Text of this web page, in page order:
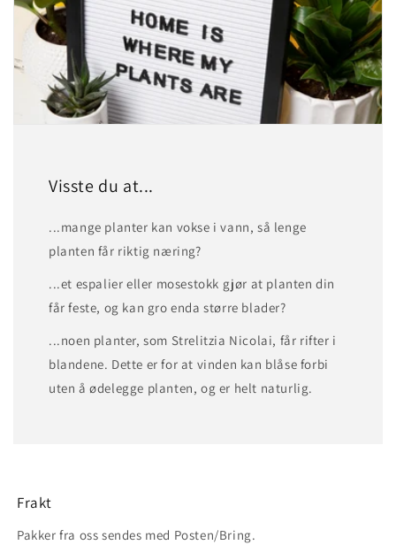
Visste du at...
...mange planter kan vokse i vann, så lenge
planten får riktig næring?
...et espalier eller mosestokk gjør at planten din
får feste, og kan gro enda større blader?
...noen planter, som Strelitzia Nicolai, får rifter i
blandene. Dette er for at vinden kan blåse forbi
uten å ødelegge planten, og er helt naturlig.
Frakt
Pakker fra oss sendes med Posten/Bring.